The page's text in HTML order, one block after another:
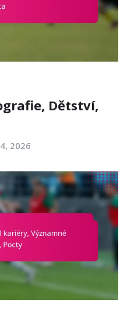
Dětství,
2026